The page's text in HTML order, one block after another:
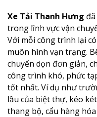
Xe Tải Thanh Hưng
trong lĩnh vực vận
Với mỗi công trình lại
muôn hình vạn trạng.
chuyển dọn đơn giản,
công trình khó, phức
tốt nhất. Ví dụ như
lầu của biệt thự, kéo
thang bộ, cẩu hàng